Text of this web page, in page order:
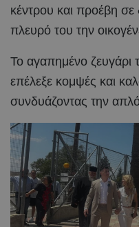
κέντρου και προέβη
πλευρό του την
Το αγαπημένο ζευγάρι
επέλεξε κομψές και
συνδυάζοντας την